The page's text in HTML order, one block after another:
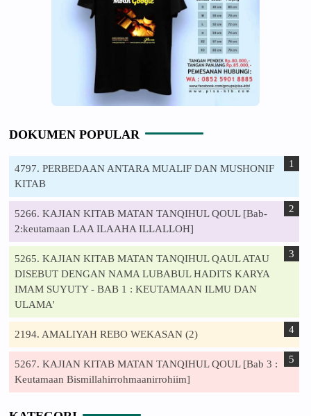
DOKUMEN POPULAR
4797. PERBEDAAN ANTARA MUALIF DAN MUSHONIF
KITAB
5266. KAJIAN KITAB MATAN TANQIHUL QOUL [Bab-
2:keutamaan LAA ILAAHA ILLALLOH]
5265. KAJIAN KITAB MATAN TANQIHUL QAUL ATAU
DISEBUT DENGAN NAMA LUBABUL HADITS KARYA
IMAM SUYUTY - BAB 1 : KEUTAMAAN ILMU DAN
ULAMA'
2194. AMALIYAH REBO WEKASAN (2)
5267. KAJIAN KITAB MATAN TANQIHUL QOUL [Bab 3 :
Keutamaan Bismillahirrohmaanirrohiim]